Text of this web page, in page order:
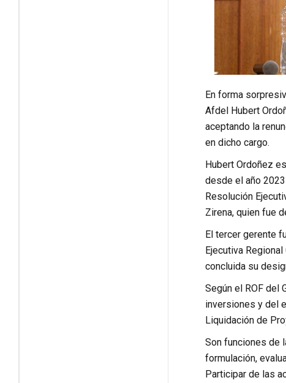
En forma
Afdel Hubert
aceptando la
en dicho cargo.
Hubert Ordoñez
desde el año
Resolución
Zirena, quien fue
El tercer gerente
Ejecutiva
concluida su
Según el ROF del
inversiones y del
Liquidación de
Son funciones de
formulación,
Participar de las